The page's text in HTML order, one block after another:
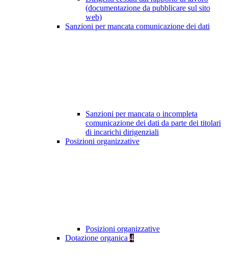
(documentazione da pubblicare sul sito
web)
Sanzioni per mancata comunicazione dei dati
Sanzioni per mancata o incompleta
comunicazione dei dati da parte dei titolari
di incarichi dirigenziali
Posizioni organizzative
Posizioni organizzative
Dotazione organica 4